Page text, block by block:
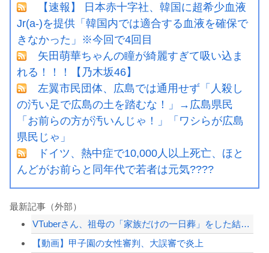
【速報】 日本赤十字社、韓国に超希少血液
Jr(a-)を提供「韓国内では適合する血液を確保で
きなかった」※今回で4回目
矢田萌華ちゃんの瞳が綺麗すぎて吸い込ま
れる！！！【乃木坂46】
左翼市民団体、広島では通用せず「人殺し
の汚い足で広島の土を踏むな！」→広島県民
「お前らの方が汚いんじゃ！」「ワシらが広島
県民じゃ」
ドイツ、熱中症で10,000人以上死亡、ほと
んどがお前らと同年代で若者は元気????
最新記事（外部）
VTuberさん、祖母の「家族だけの一日葬」をした結果ｗｗｗｗｗｗｗ
【動画】甲子園の女性審判、大誤審で炎上